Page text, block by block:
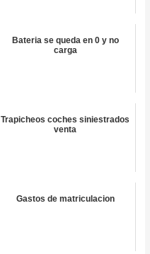
Bateria se queda en 0 y no
carga
Trapicheos coches siniestrados
venta
Gastos de matriculacion